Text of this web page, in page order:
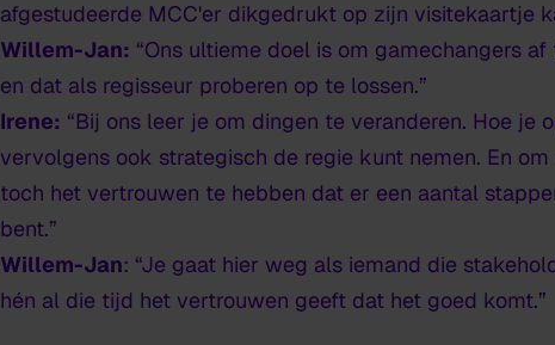
afgestudeerde MCC'er dikgedrukt op zijn visitekaartje
Willem-Jan: “Ons ultieme doel is om gamechangers af
en dat als regisseur proberen op te lossen.”
Irene: “Bij ons leer je om dingen te veranderen. Hoe
vervolgens ook strategisch de regie kunt nemen. En
toch het vertrouwen te hebben dat er een aantal
bent.”
Willem-Jan: “Je gaat hier weg als iemand die
hén al die tijd het vertrouwen geeft dat het goed komt.”